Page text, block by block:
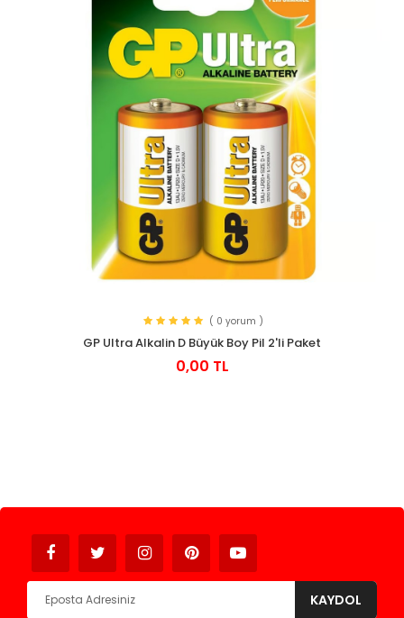
( 0 yorum )
GP Ultra Alkalin D Büyük Boy Pil 2'li Paket
0,00 TL
KAYDOL